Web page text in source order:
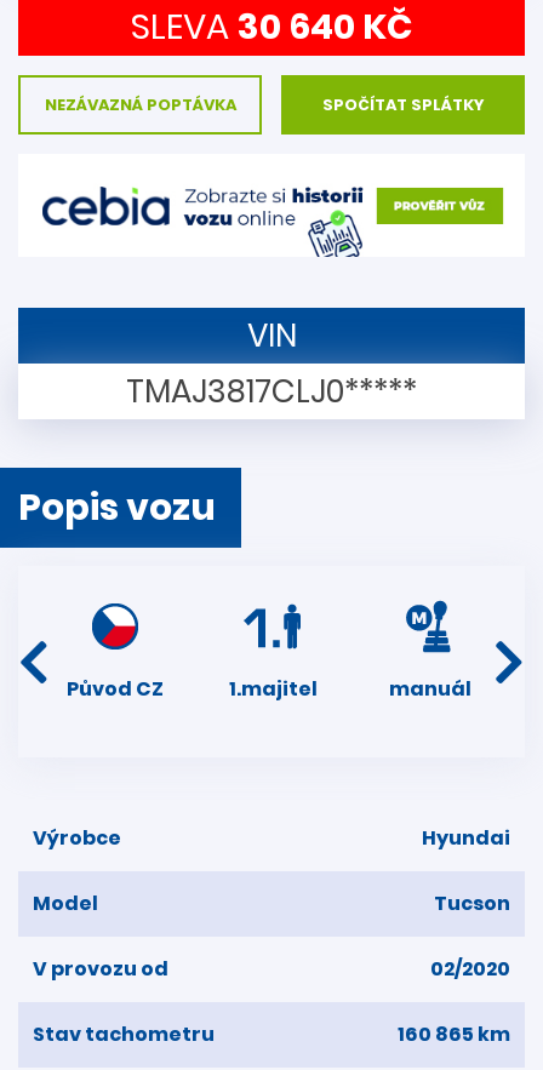
SLEVA 30 640 KČ
NEZÁVAZNÁ POPTÁVKA SPOČÍTAT SPLÁTKY
VIN
TMAJ3817CLJ0*****
Popis vozu
Původ CZ 1.majitel manuál
Výrobce Hyundai
Model Tucson
V provozu od 02/2020
Stav tachometru 160 865 km